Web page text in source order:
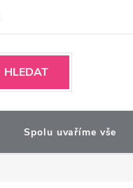
HLEDAT
Spolu uvaříme vše